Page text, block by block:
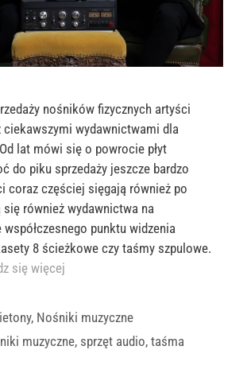
nośników fizycznych artyści
ciekawszymi wydawnictwami dla
lat mówi się o powrocie płyt
do piku sprzedaży jeszcze bardzo
coraz częściej sięgają również po
się również wydawnictwa na
współczesnego punktu widzenia
8 ścieżkowe czy taśmy szpulowe.
się więcej
, Nośniki muzyczne
muzyczne, sprzęt audio,taśma